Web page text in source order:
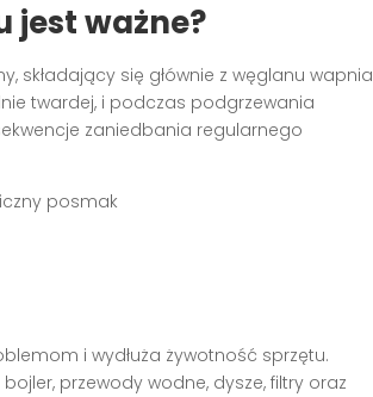
jest ważne?
składający się głównie z węglanu wapnia
twardej, i podczas podgrzewania
zaniedbania regularnego
posmak
i wydłuża żywotność sprzętu.
przewody wodne, dysze, filtry oraz